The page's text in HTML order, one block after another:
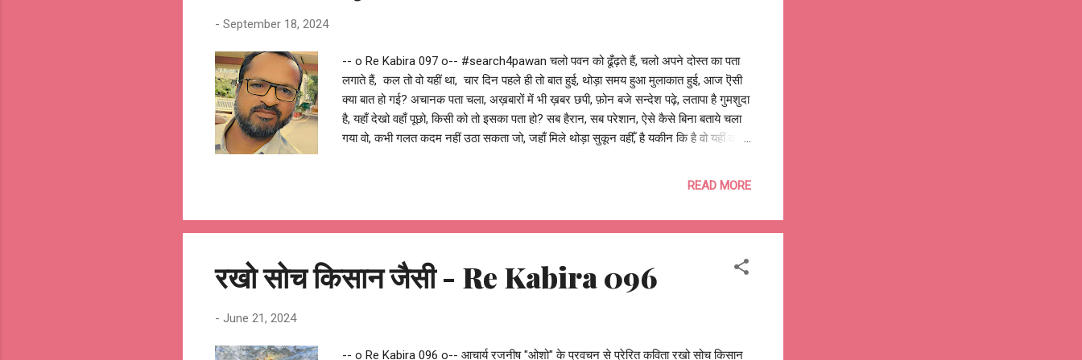
- September 18, 2024
-- o Re Kabira 097 o-- #search4pawan चलो पवन को ढूँढ़ते हैं, चलो अपने दोस्त का पता
लगाते हैं, कल तो वो यहीं था, चार दिन पहले ही तो बात हुई, थोड़ा समय हुआ मुलाकात हुई, आज ऎसी
क्या बात हो गई? अचानक पता चला, अख़बारों में भी ख़बर छपी, फ़ोन बजे सन्देश पढ़े, लतापा है गुमशुदा
है, यहाँ देखो वहाँ पूछो, किसी को तो इसका पता हो? सब हैरान, सब परेशान, ऐसे कैसे बिना बताये चला
गया वो, कभी गलत कदम नहीं उठा सकता जो, जहाँ मिले थोड़ा सुकून वहीँ, है यकीन कि है वो यहीं कहीं,
विचार घड़े, कुछ सच्ची अधिक्तर झूठी बातें पता चलीं, कुछ वाद हुए अधिक्तर विवाद बने, कुछ आगे बड़े
वश में है चलो वो करते हैं य फिर हाथ पर हाथ धरे बैठे रह सकते हैं? बोले ओ रे कबीरा, वो तो अभी
READ MORE
रखो सोच किसान जैसी - Re Kabira 096
- June 21, 2024
-- o Re Kabira 096 o-- आचार्य रजनीष "ओशो" के प्रवचन से प्रेरित कविता रखो सोच किसान